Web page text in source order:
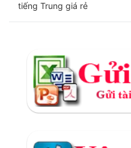
tiếng Trung giá rẻ